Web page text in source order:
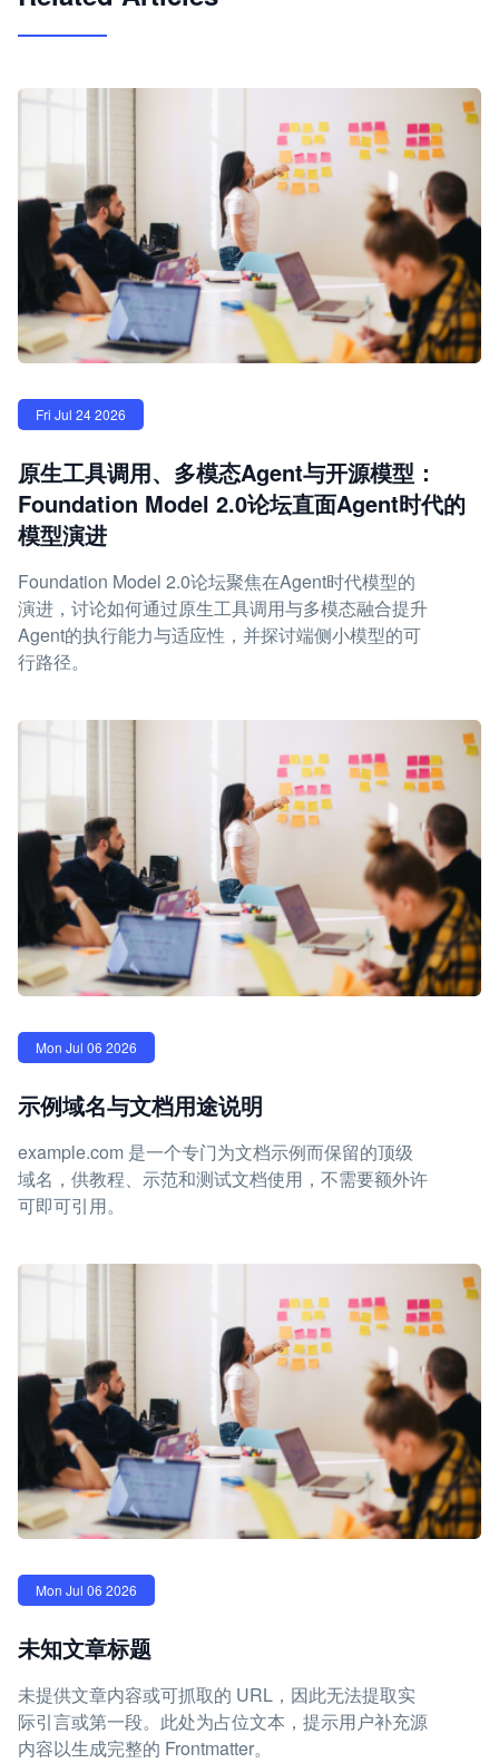
Fri Jul 24 2026
原生工具调用、多模态Agent与开源模型：
Foundation Model 2.0论坛直面Agent时代的
模型演进
Foundation Model 2.0论坛聚焦在Agent时代模型的
演进，讨论如何通过原生工具调用与多模态融合提升
Agent的执行能力与适应性，并探讨端侧小模型的可
行路径。
Mon Jul 06 2026
示例域名与文档用途说明
example.com 是一个专门为文档示例而保留的顶级
域名，供教程、示范和测试文档使用，不需要额外许
可即可引用。
Mon Jul 06 2026
未知文章标题
未提供文章内容或可抓取的 URL，因此无法提取实
际引言或第一段。此处为占位文本，提示用户补充源
内容以生成完整的 Frontmatter。